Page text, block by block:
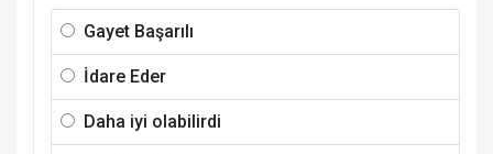
Gayet Başarılı
İdare Eder
Daha iyi olabilirdi